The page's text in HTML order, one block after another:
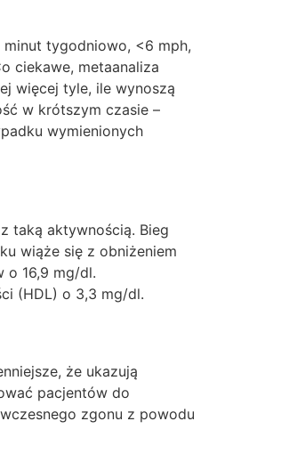
tygodniowo, <6 mph,
ciekawe, metaanaliza
więcej tyle, ile wynoszą
w krótszym czasie –
wymienionych
taką aktywnością. Bieg
wiąże się z obniżeniem
o 16,9 mg/dl.
(HDL) o 3,3 mg/dl.
że ukazują
pacjentów do
zgonu z powodu